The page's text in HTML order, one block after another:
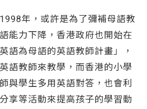
年，或許是為了彌補母語教
能力下降，香港政府也開始在
語為母語的英語教師計畫」，
語教師來教學，而香港的小學
與學生多用英語對答，也會利
享等活動來提高孩子的學習動